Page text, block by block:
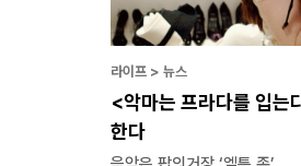
라이프 > 뉴스
<악마는 프라다를 입는
한다